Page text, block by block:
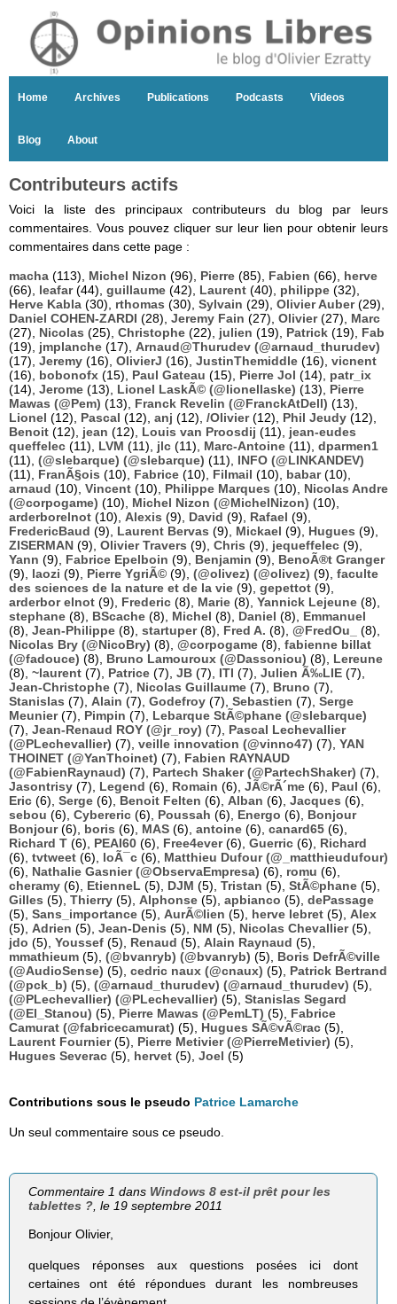
Home Archives Publications Podcasts Videos
Blog About
Contributeurs actifs
Voici la liste des principaux contributeurs du blog par leurs
commentaires. Vous pouvez cliquer sur leur lien pour obtenir leurs
commentaires dans cette page :
macha (113), Michel Nizon (96), Pierre (85), Fabien (66), herve
(66), leafar(44), guillaume (42), Laurent (40), philippe (32),
Herve Kabla (30), rthomas (30), Sylvain (29), Olivier Auber(29),
Daniel COHEN-ZARDI (28), Jeremy Fain (27), Olivier(27), Marc
(27), Nicolas (25), Christophe (22), julien (19), Patrick (19), Fab
(19), jmplanche (17), Arnaud@Thurudev (@arnaud_thurudev)
(17), Jeremy (16), OlivierJ (16), JustinThemiddle (16), vicnent
(16), bobonofx (15), Paul Gateau (15), Pierre Jol (14), patr_ix
(14), Jerome (13), Lionel LaskÃ© (@lionellaske) (13), Pierre
Mawas (@Pem) (13), Franck Revelin (@FranckAtDell) (13),
Lionel (12), Pascal (12), anj (12), /Olivier(12), Phil Jeudy (12),
Benoit (12), jean (12), Louis van Proosdij (11), jean-eudes
queffelec (11), LVM (11), jlc (11), Marc-Antoine (11), dparmen1
(11), (@slebarque) (@slebarque) (11), INFO (@LINKANDEV)
(11), FranÃ§ois (10), Fabrice (10), Filmail (10), babar(10),
arnaud (10), Vincent (10), Philippe Marques (10), Nicolas Andre
(@corpogame) (10), Michel Nizon (@MichelNizon) (10),
arderborelnot (10), Alexis (9), David (9), Rafael (9),
FredericBaud (9), Laurent Bervas (9), Mickael (9), Hugues (9),
ZISERMAN (9), Olivier Travers (9), Chris (9), jequeffelec (9),
Yann (9), Fabrice Epelboin (9), Benjamin (9), BenoÃ®t Granger
(9), laozi (9), Pierre YgriÃ© (9), (@olivez) (@olivez) (9), faculte
des sciences de la nature et de la vie (9), gepettot (9),
arderbor elnot (9), Frederic (8), Marie (8), Yannick Lejeune (8),
stephane (8), BScache (8), Michel (8), Daniel (8), Emmanuel
(8), Jean-Philippe (8), startuper(8), Fred A. (8), @FredOu_
(8),
Nicolas Bry (@NicoBry) (8), @corpogame (8), fabienne billat
(@fadouce) (8), Bruno Lamouroux (@Dassoniou) (8), Lereune
(8), ~laurent (7), Patrice (7), JB (7), ITI (7), Julien Ã‰LIE (7),
Jean-Christophe (7), Nicolas Guillaume (7), Bruno (7),
Stanislas (7), Alain (7), Godefroy (7), Sebastien (7), Serge
Meunier(7), Pimpin (7), Lebarque StÃ©phane (@slebarque)
(7), Jean-Renaud ROY (@jr_roy) (7), Pascal Lechevallier
(@PLechevallier) (7), veille innovation (@vinno47) (7), YAN
THOINET (@YanThoinet) (7), Fabien RAYNAUD
(@FabienRaynaud) (7), Partech Shaker (@PartechShaker) (7),
Jasontrisy (7), Legend (6), Romain (6), JÃ©rÃ´me (6), Paul (6),
Eric (6), Serge (6), Benoit Felten (6), Alban (6), Jacques (6),
sebou (6), Cybereric (6), Poussah (6), Energo (6), Bonjour
Bonjour(6), boris (6), MAS (6), antoine (6), canard65 (6),
Richard T (6), PEAI60 (6), Free4ever(6), Guerric (6), Richard
(6), tvtweet (6), loÃ¯c (6), Matthieu Dufour (@_matthieudufour)
(6), Nathalie Gasnier (@ObservaEmpresa) (6), romu (6),
cheramy (6), EtienneL (5), DJM (5), Tristan (5), StÃ©phane (5),
Gilles (5), Thierry (5), Alphonse (5), apbianco (5), dePassage
(5), Sans_importance (5), AurÃ©lien (5), herve lebret (5), Alex
(5), Adrien (5), Jean-Denis (5), NM (5), Nicolas Chevallier(5),
jdo (5), Youssef (5), Renaud (5), Alain Raynaud (5),
mmathieum (5), (@bvanryb) (@bvanryb) (5), Boris DefrÃ©ville
(@AudioSense) (5), cedric naux (@cnaux) (5), Patrick Bertrand
(@pck_b) (5), (@arnaud_thurudev) (@arnaud_thurudev) (5),
(@PLechevallier) (@PLechevallier) (5), Stanislas Segard
(@El_Stanou) (5), Pierre Mawas (@PemLT) (5), Fabrice
Camurat (@fabricecamurat) (5), Hugues SÃ©vÃ©rac (5),
Laurent Fournier(5), Pierre Metivier (@PierreMetivier) (5),
Hugues Severac (5), hervet (5), Joel (5)
Contributions sous le pseudo Patrice Lamarche
Un seul commentaire sous ce pseudo.
Commentaire 1 dans Windows 8 est-il prêt pour les
tablettes ?, le 19 septembre 2011
Bonjour Olivier,
quelques réponses aux questions posées ici dont
certaines ont été répondues durant les nombreuses